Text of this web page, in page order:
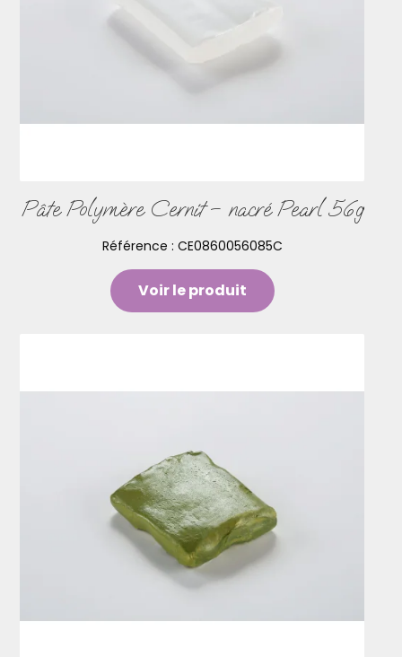
Pâte Polymère Cernit – nacré Pearl 56g
Référence : CE0860056085C
Voir le produit